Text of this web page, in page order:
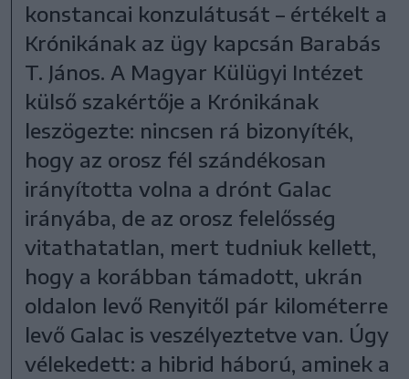
konstancai konzulátusát – értékelt a
Krónikának az ügy kapcsán Barabás
T. János. A Magyar Külügyi Intézet
külső szakértője a Krónikának
leszögezte: nincsen rá bizonyíték,
hogy az orosz fél szándékosan
irányította volna a drónt Galac
irányába, de az orosz felelősség
vitathatatlan, mert tudniuk kellett,
hogy a korábban támadott, ukrán
oldalon levő Renyitől pár kilométerre
levő Galac is veszélyeztetve van. Úgy
vélekedett: a hibrid háború, aminek a